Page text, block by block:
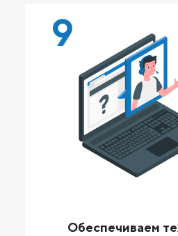
9
Обеспечиваем